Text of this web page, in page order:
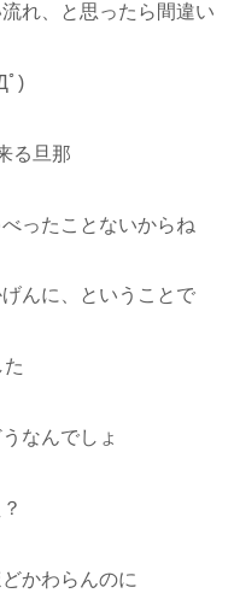
れ、と思ったら間違い
ﾟ)
る旦那
ったことないからね
んに、ということで
なんでしょ
？
かわらんのに